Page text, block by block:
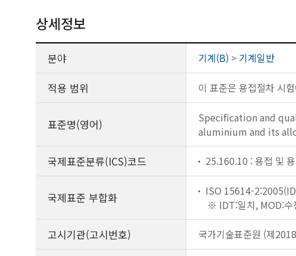
상세정보
분야 기계(B) > 기계일반
적용 범위 이 표준은 용접절차 시
표준명(영어)
Specification and
aluminium and its
국제표준분류(ICS)코드 25.160.10 : 용접 및
국제표준 부합화
ISO 15614-
※ IDT:일치, MOD:수
고시기관(고시번호) 국가기술표준원 (제